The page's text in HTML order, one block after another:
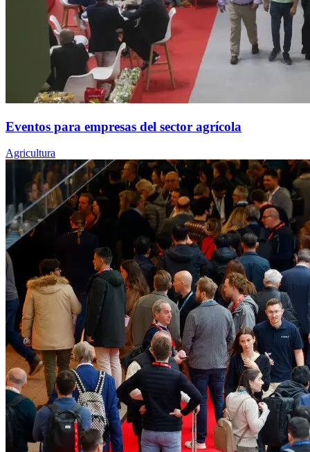
Eventos para empresas del sector agrícola
Agricultura